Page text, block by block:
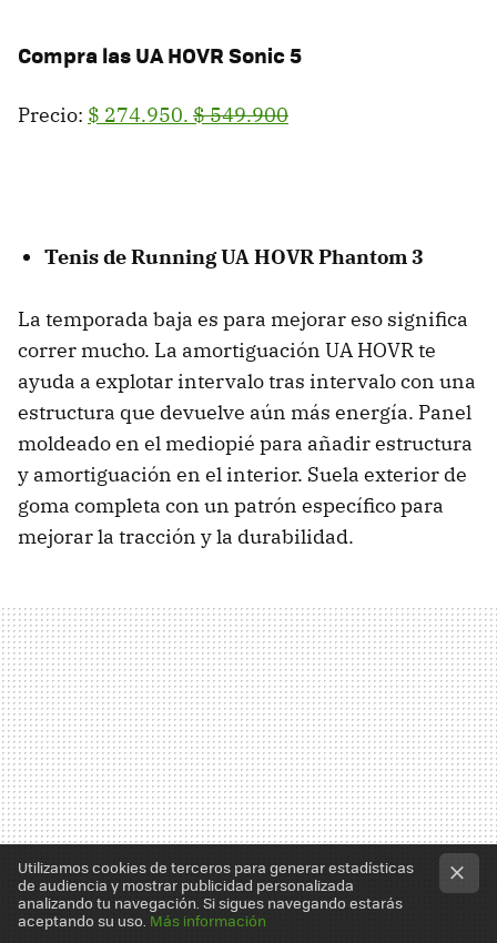
Compra las UA HOVR Sonic 5
Precio: $ 274.950. $ 549.900
Tenis de Running UA HOVR Phantom 3
La temporada baja es para mejorar eso significa
correr mucho. La amortiguación UA HOVR te
ayuda a explotar intervalo tras intervalo con una
estructura que devuelve aún más energía. Panel
moldeado en el mediopié para añadir estructura
y amortiguación en el interior. Suela exterior de
goma completa con un patrón específico para
mejorar la tracción y la durabilidad.
Utilizamos cookies de terceros para generar estadísticas
de audiencia y mostrar publicidad personalizada
analizando tu navegación. Si sigues navegando estarás
aceptando su uso. Más información